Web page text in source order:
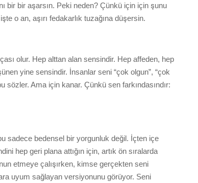
bir bir aşarsın. Peki neden? Çünkü için için şunu
o an, aşırı fedakarlık tuzağına düşersin.
olur. Hep alttan alan sensindir. Hep affeden, hep
yine sensindir. İnsanlar seni “çok olgun”, “çok
sözler. Ama için kanar. Çünkü sen farkındasındır:
sadece bedensel bir yorgunluk değil. İçten içe
hep geri plana attığın için, artık ön sıralarda
etmeye çalışırken, kimse gerçekten seni
uyum sağlayan versiyonunu görüyor. Seni